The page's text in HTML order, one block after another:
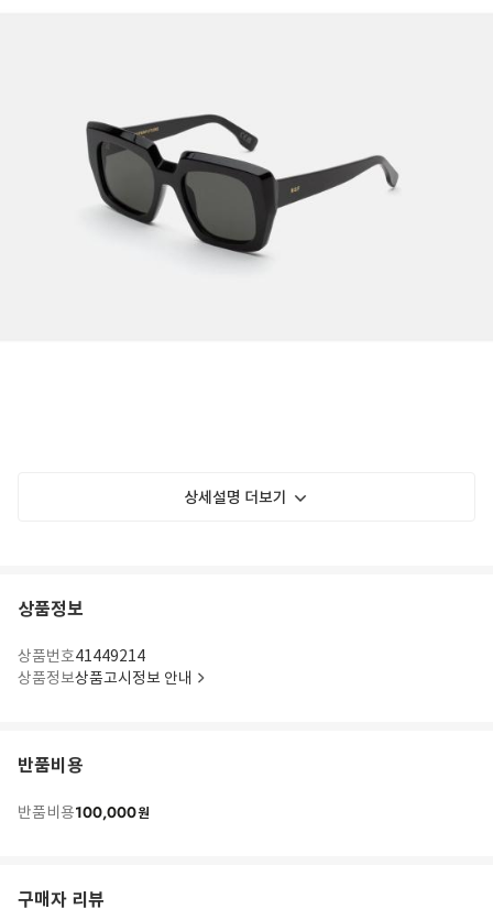
상세설명 더보기
상품정보
상품번호41449214
상품정보상품고시정보 안내
반품비용
반품비용100,000원
구매자 리뷰